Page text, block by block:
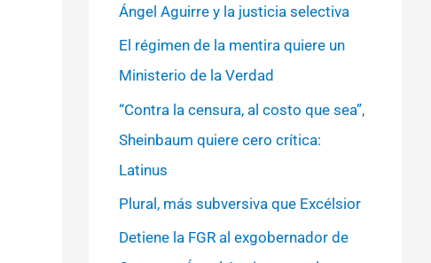
Ángel Aguirre y la justicia selectiva
El régimen de la mentira quiere un
Ministerio de la Verdad
“Contra la censura, al costo que sea”,
Sheinbaum quiere cero crítica:
Latinus
Plural, más subversiva que Excélsior
Detiene la FGR al exgobernador de